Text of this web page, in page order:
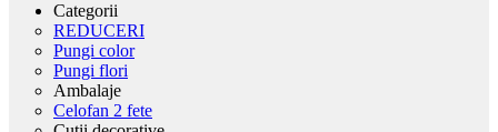
Categorii
REDUCERI
Pungi color
Pungi flori
Ambalaje
Celofan 2 fete